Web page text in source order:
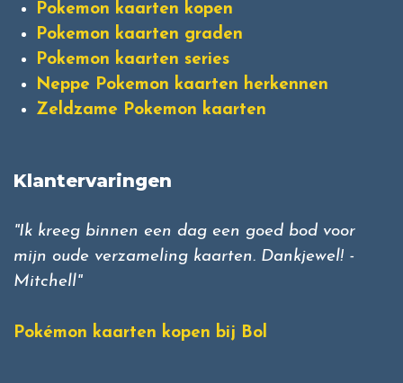
Pokemon kaarten kopen
Pokemon kaarten graden
Pokemon kaarten series
Neppe Pokemon kaarten herkennen
Zeldzame Pokemon kaarten
Klantervaringen
"Ik kreeg binnen een dag een goed bod voor
mijn oude verzameling kaarten. Dankjewel! -
Mitchell"
Pokémon kaarten kopen bij Bol